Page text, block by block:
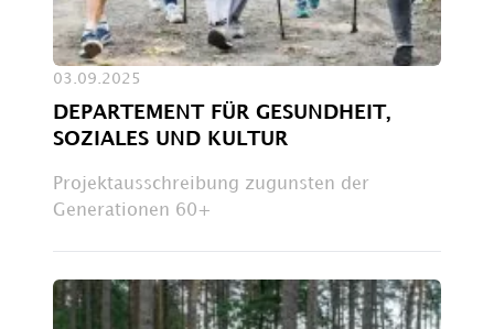
03.09.2025
DEPARTEMENT FÜR GESUNDHEIT,
SOZIALES UND KULTUR
Projektausschreibung zugunsten der
Generationen 60+